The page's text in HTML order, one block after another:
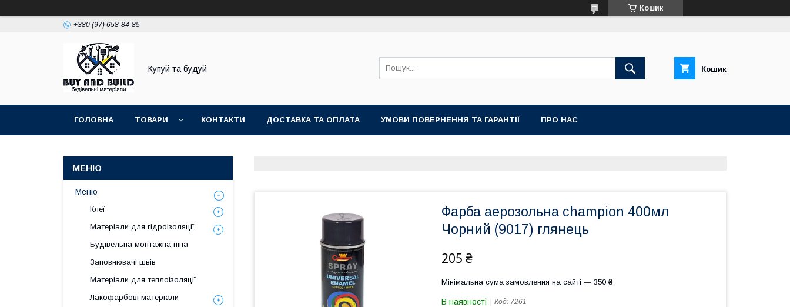
Кошик
+380 (97) 658-84-85
Купуй та будуй Кошик
ГОЛОВНА ТОВАРИ КОНТАКТИ ДОСТАВКА ТА ОПЛАТА УМОВИ ПОВЕРНЕННЯ ТА ГАРАНТІЇ ПРО НАС
Фарба аерозольна champion 400мл
Чорний (9017) глянець
205 ₴
Мінімальна сума замовлення на сайті — 350 ₴
В наявності Код: 7261
Меню
Клеї
Матеріали для гідроізоляції
Будівельна монтажна піна
Заповнювачі швів
Матеріали для теплоізоляції
Лакофарбові матеріали